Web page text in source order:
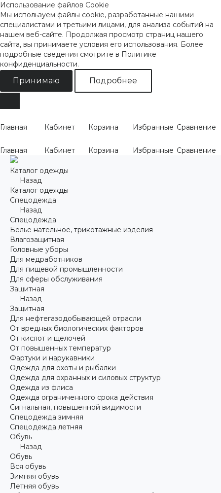
Использование файлов Cookie
Мы используем файлы cookie, разработанные нашими
специалистами и третьими лицами, для анализа событий на
нашем веб-сайте. Продолжая просмотр страниц нашего
сайта, вы принимаете условия его использования. Более
подробные сведения смотрите в Политике
конфиденциальности.
Принимаю Подробнее
Главная Кабинет Корзина Избранные Сравнение
Главная Кабинет Корзина Избранные Сравнение
Каталог одежды
Назад
Каталог одежды
Спецодежда
Назад
Спецодежда
Белье нательное, трикотажные изделия
Влагозащитная
Головные уборы
Для медработников
Для пищевой промышленности
Для сферы обслуживания
Защитная
Назад
Защитная
Для нефтегазодобывающей отрасли
От вредных биологических факторов
От кислот и щелочей
От повышенных температур
Фартуки и нарукавники
Одежда для охоты и рыбалки
Одежда для охранных и силовых структур
Одежда из флиса
Одежда ограниченного срока действия
Сигнальная, повышенной видимости
Спецодежда зимняя
Спецодежда летняя
Обувь
Назад
Обувь
Вся обувь
Зимняя обувь
Летняя обувь